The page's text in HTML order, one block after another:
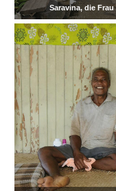
Saravina, die